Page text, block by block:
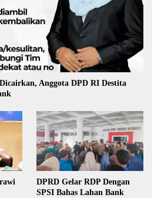
Anggota DPD RI Destita
DPRD Gelar RDP Dengan
SPSI Bahas Lahan Bank